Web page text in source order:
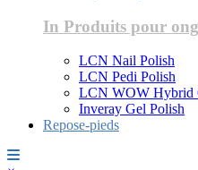
In Produits pour
LCN Nail Polish
LCN Pedi Polish
LCN WOW Hybrid
Inveray Gel Polish
Repose-pieds